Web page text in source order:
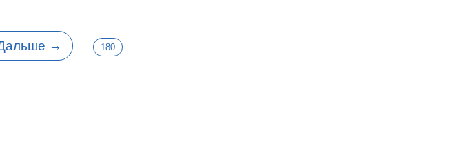
→ 180